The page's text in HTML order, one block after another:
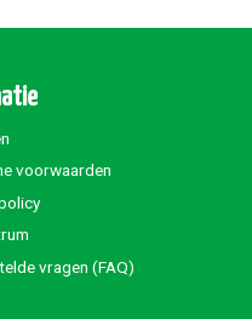
voorwaarden
vragen (FAQ)